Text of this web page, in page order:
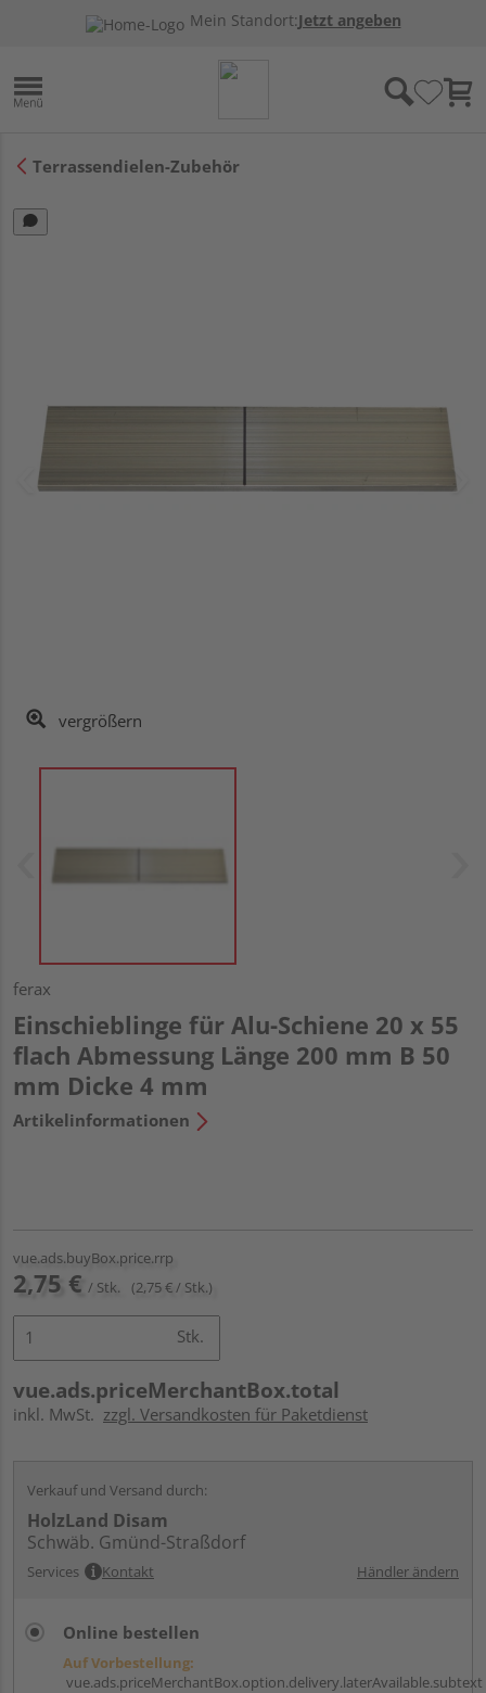
Mein Standort:Jetzt angeben
Terrassendielen-Zubehör
vergrößern
ferax
Einschieblinge für Alu-Schiene 20 x 55
flach Abmessung Länge 200 mm B 50
mm Dicke 4 mm
Artikelinformationen
vue.ads.buyBox.price.rrp
2,75 € / Stk. (2,75 € / Stk.)
Stk.
vue.ads.priceMerchantBox.total
inkl. MwSt. zzgl. Versandkosten für Paketdienst
Verkauf und Versand durch:
HolzLand Disam
Schwäb. Gmünd-Straßdorf
Services Kontakt Händler ändern
Online bestellen
Auf Vorbestellung:
vue.ads.priceMerchantBox.option.delivery.laterAvailable.subtext